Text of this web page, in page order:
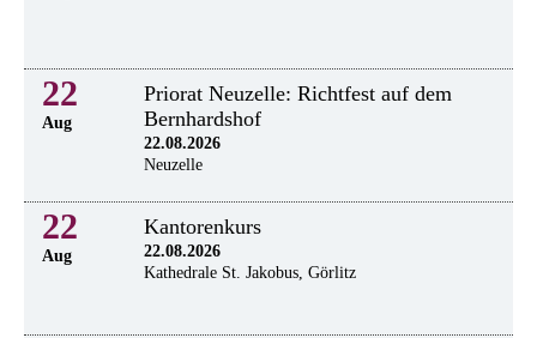
22
Aug
Priorat Neuzelle: Richtfest auf dem
Bernhardshof
22.08.2026
Neuzelle
22
Aug
Kantorenkurs
22.08.2026
Kathedrale St. Jakobus, Görlitz